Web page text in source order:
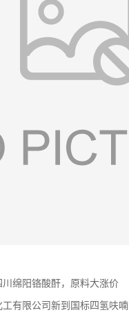
川绵阳铬酸酐，原料大涨价
工有限公司新到国标四氢呋喃